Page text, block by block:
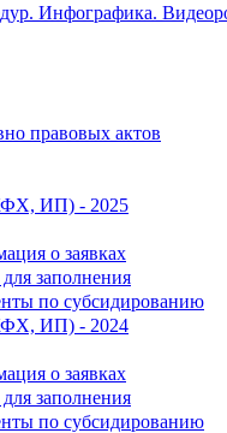
Инфографика.
правовых актов
ИП) - 2025
о заявках
заполнения
по субсидированию
ИП) - 2024
о заявках
заполнения
по субсидированию